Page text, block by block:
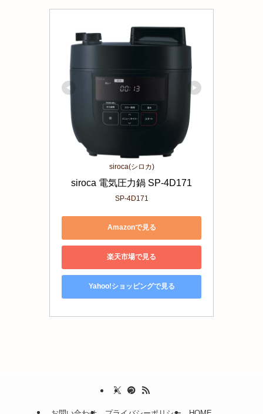
siroca(シロカ)
siroca 電気圧力鍋 SP-4D171
SP-4D171
Amazonで見る
楽天市場で見る
Yahoo!ショッピングで見る